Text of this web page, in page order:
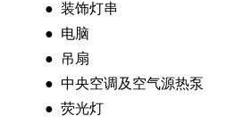
● 装饰灯串
● 电脑
●
吊扇
● 中央空调及空气源热泵
● 荧光灯